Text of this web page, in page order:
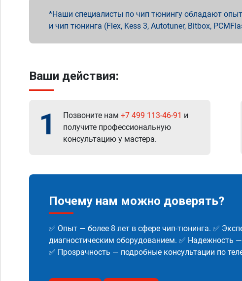
Наши специалисты по чип тюнингу обладают
и чип тюнинга (Flex, Kess 3, Autotuner, Bitbox,
Ваши действия:
1 Позвоните нам +7 499 113-46-91 и
получите профессиональную
консультацию у мастера.
Почему нам можно доверять?
✅ Опыт — более 8 лет в сфере чип-тюнинга. ✅
диагностическим оборудованием. ✅ Надежность
✅ Прозрачность — подробные консультации по